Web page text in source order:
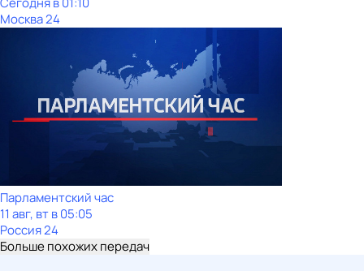
Москва 24
Парламентский час
11 авг, вт в 05:05
Россия 24
Больше похожих передач